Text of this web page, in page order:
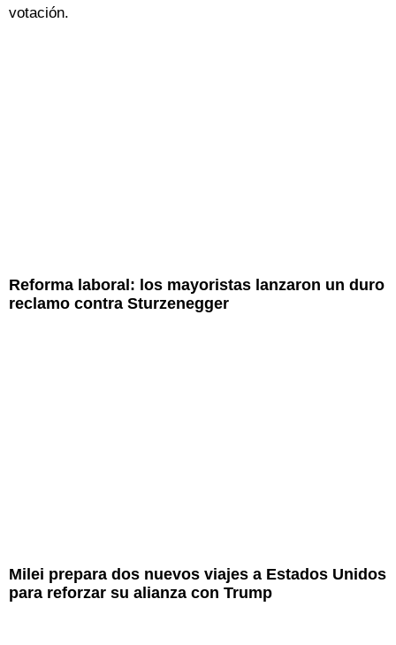
votación.
Reforma laboral: los mayoristas lanzaron un duro
reclamo contra Sturzenegger
Milei prepara dos nuevos viajes a Estados Unidos
para reforzar su alianza con Trump